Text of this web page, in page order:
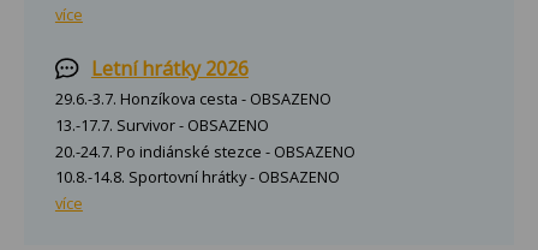
více
Letní hrátky 2026
29.6.-3.7. Honzíkova cesta - OBSAZENO
13.-17.7. Survivor - OBSAZENO
20.-24.7. Po indiánské stezce - OBSAZENO
10.8.-14.8. Sportovní hrátky - OBSAZENO
více